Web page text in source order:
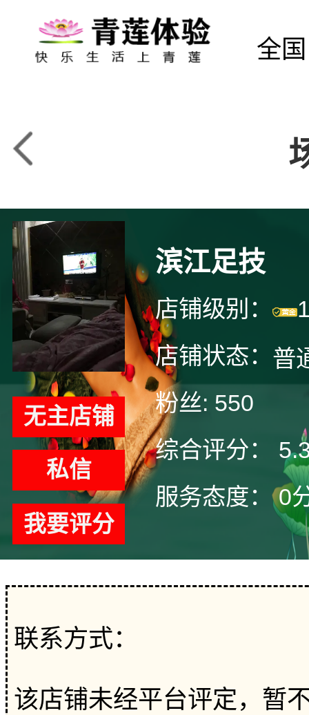
全国
无主店铺
私信
我要评分
滨江足技
店铺级别：
店铺状态： 普
粉丝: 550
综合评分：
服务态度： 0
联系方式：
该店铺未经平台评定，暂